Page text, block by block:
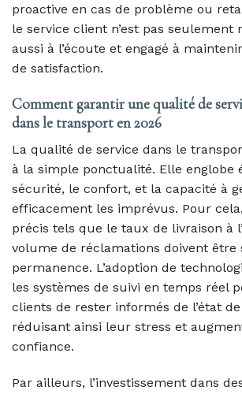
proactive en cas de problème ou
le service client n’est pas seulement
aussi à l’écoute et engagé à
de satisfaction.
Comment garantir une qualité de
dans le transport en 2026
La qualité de service dans le
à la simple ponctualité. Elle englobe
sécurité, le confort, et la capacité à
efficacement les imprévus. Pour
précis tels que le taux de livraison à
volume de réclamations doivent être
permanence. L’adoption de
les systèmes de suivi en temps réel
clients de rester informés de l’état
réduisant ainsi leur stress et
confiance.
Par ailleurs, l’investissement dans